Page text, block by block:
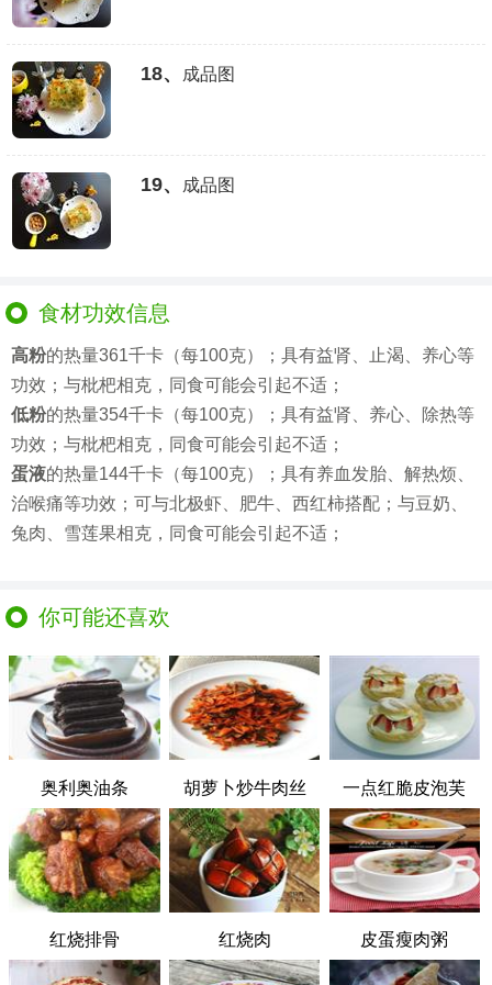
18、 成品图
19、 成品图
食材功效信息
高粉的热量361千卡（每100克）；具有益肾、止渴、养心等
功效；与枇杷相克，同食可能会引起不适；
低粉的热量354千卡（每100克）；具有益肾、养心、除热等
功效；与枇杷相克，同食可能会引起不适；
蛋液的热量144千卡（每100克）；具有养血发胎、解热烦、
治喉痛等功效；可与北极虾、肥牛、西红柿搭配；与豆奶、
兔肉、雪莲果相克，同食可能会引起不适；
你可能还喜欢
奥利奥油条 胡萝卜炒牛肉丝 一点红脆皮泡芙
红烧排骨 红烧肉 皮蛋瘦肉粥